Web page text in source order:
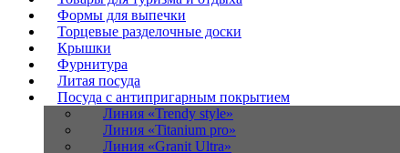
Формы для выпечки
Торцевые разделочные доски
Крышки
Фурнитура
Литая посуда
Посуда с антипригарным покрытием
Линия «Trendy style»
Линия «Titanium pro»
Линия «Granit Ultra»